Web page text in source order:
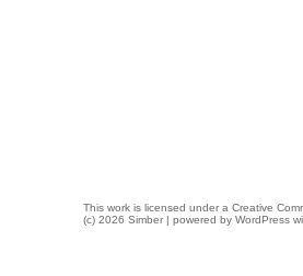
This work is licensed under a Creative
(c) 2026 Simber | powered by WordPress